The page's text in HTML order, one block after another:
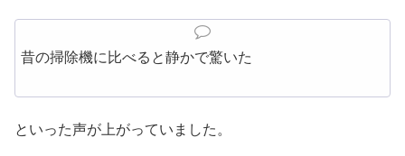
昔の掃除機に比べると静かで驚いた
といった声が上がっていました。